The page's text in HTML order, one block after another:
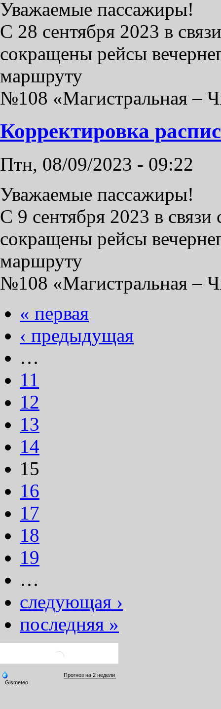
Уважаемые пассажиры!
С 28 сентября 2023 в
сокращены рейсы
маршруту
№108 «Магистральная –
Корректировка
Птн, 08/09/2023 - 09:22
Уважаемые пассажиры!
С 9 сентября 2023 в
сокращены рейсы
маршруту
№108 «Магистральная –
« первая
‹ предыдущая
…
11
12
13
14
15
16
17
18
19
…
следующая ›
последняя »